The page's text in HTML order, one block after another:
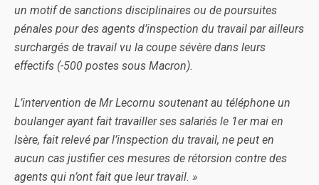
un motif de sanctions disciplinaires ou de poursuites
pénales pour des agents d’inspection du travail par ailleurs
surchargés de travail vu la coupe sévère dans leurs
effectifs (-500 postes sous Macron).
L’intervention de Mr Lecornu soutenant au téléphone un
boulanger ayant fait travailler ses salariés le 1er mai en
Isère, fait relevé par l’inspection du travail, ne peut en
aucun cas justifier ces mesures de rétorsion contre des
agents qui n’ont fait que leur travail. »